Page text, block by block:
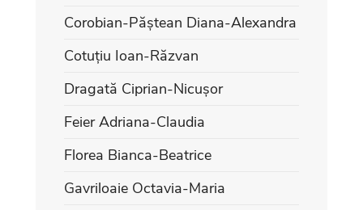
Corobian-Păștean Diana-Alexandra
Cotuțiu Ioan-Răzvan
Dragată Ciprian-Nicușor
Feier Adriana-Claudia
Florea Bianca-Beatrice
Gavriloaie Octavia-Maria